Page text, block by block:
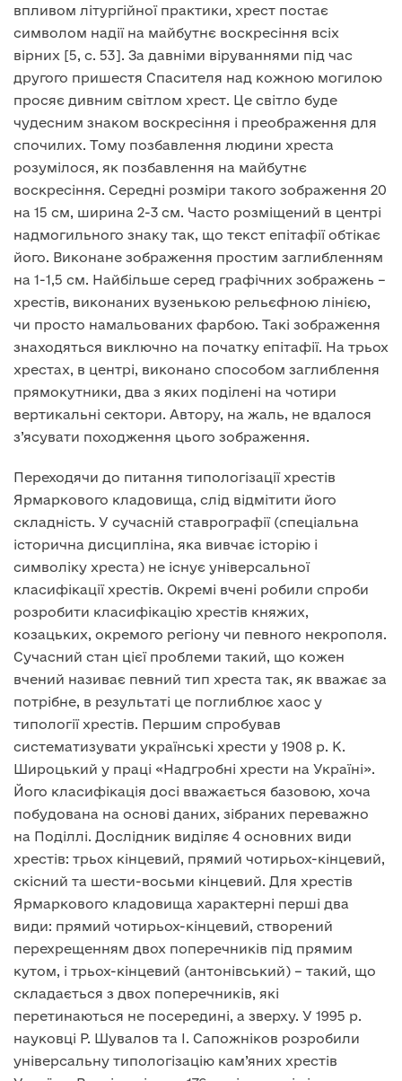
впливом літургійної практики, хрест постає
символом надії на майбутнє воскресіння всіх
вірних [5, с. 53]. За давніми віруваннями під час
другого пришестя Спасителя над кожною могилою
просяє дивним світлом хрест. Це світло буде
чудесним знаком воскресіння і преображення для
спочилих. Тому позбавлення людини хреста
розумілося, як позбавлення на майбутнє
воскресіння. Середні розміри такого зображення 20
на 15 см, ширина 2-3 см. Часто розміщений в центрі
надмогильного знаку так, що текст епітафії обтікає
його. Виконане зображення простим заглибленням
на 1-1,5 см. Найбільше серед графічних зображень –
хрестів, виконаних вузенькою рельєфною лінією,
чи просто намальованих фарбою. Такі зображення
знаходяться виключно на початку епітафії. На трьох
хрестах, в центрі, виконано способом заглиблення
прямокутники, два з яких поділені на чотири
вертикальні сектори. Автору, на жаль, не вдалося
з’ясувати походження цього зображення.
Переходячи до питання типологізації хрестів
Ярмаркового кладовища, слід відмітити його
складність. У сучасній ставрографії (спеціальна
історична дисципліна, яка вивчає історію і
символіку хреста) не існує універсальної
класифікації хрестів. Окремі вчені робили спроби
розробити класифікацію хрестів княжих,
козацьких, окремого регіону чи певного некрополя.
Сучасний стан цієї проблеми такий, що кожен
вчений називає певний тип хреста так, як вважає за
потрібне, в результаті це поглиблює хаос у
типології хрестів. Першим спробував
систематизувати українські хрести у 1908 р. К.
Широцький у праці «Надгробні хрести на Україні».
Його класифікація досі вважається базовою, хоча
побудована на основі даних, зібраних переважно
на Поділлі. Дослідник виділяє 4 основних види
хрестів: трьох кінцевий, прямий чотирьох-кінцевий,
скісний та шести-восьми кінцевий. Для хрестів
Ярмаркового кладовища характерні перші два
види: прямий чотирьох-кінцевий, створений
перехрещенням двох поперечників під прямим
кутом, і трьох-кінцевий (антонівський) – такий, що
складається з двох поперечників, які
перетинаються не посередині, а зверху. У 1995 р.
науковці Р. Шувалов та І. Сапожніков розробили
універсальну типологізацію кам’яних хрестів